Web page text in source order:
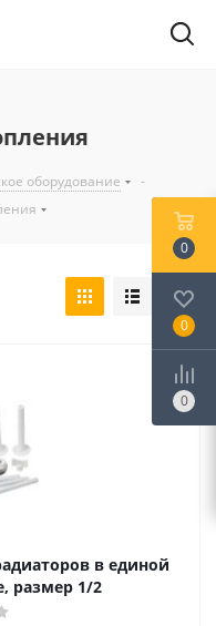
оборудование
-
в единой
размер 1/2
0
0
0